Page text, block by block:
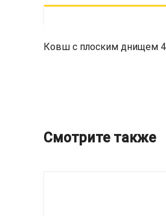
Ковш с плоским днищем
Смотрите также